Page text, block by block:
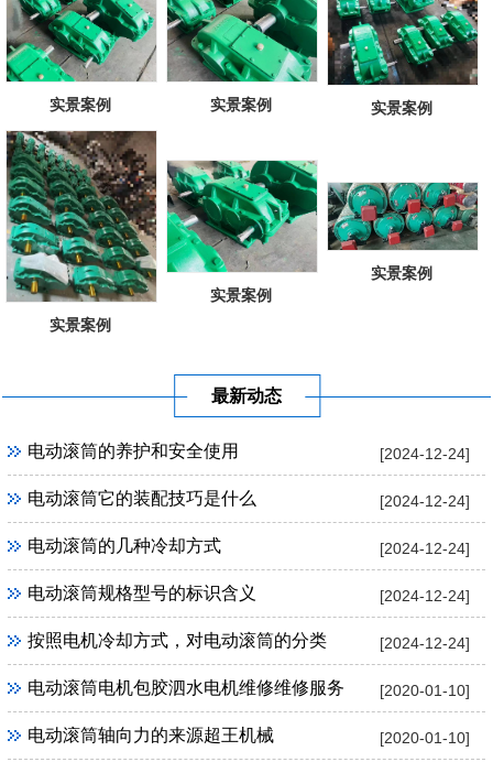
实景案例 实景案例 实景案例
实景案例
实景案例
实景案例
最新动态
[2024-12-24]
电动滚筒的养护和安全使用
[2024-12-24]
电动滚筒它的装配技巧是什么
[2024-12-24]
电动滚筒的几种冷却方式
[2024-12-24]
电动滚筒规格型号的标识含义
[2024-12-24]
按照电机冷却方式，对电动滚筒的分类
[2020-01-10]
电动滚筒电机包胶泗水电机维修维修服务
[2020-01-10]
电动滚筒轴向力的来源超王机械